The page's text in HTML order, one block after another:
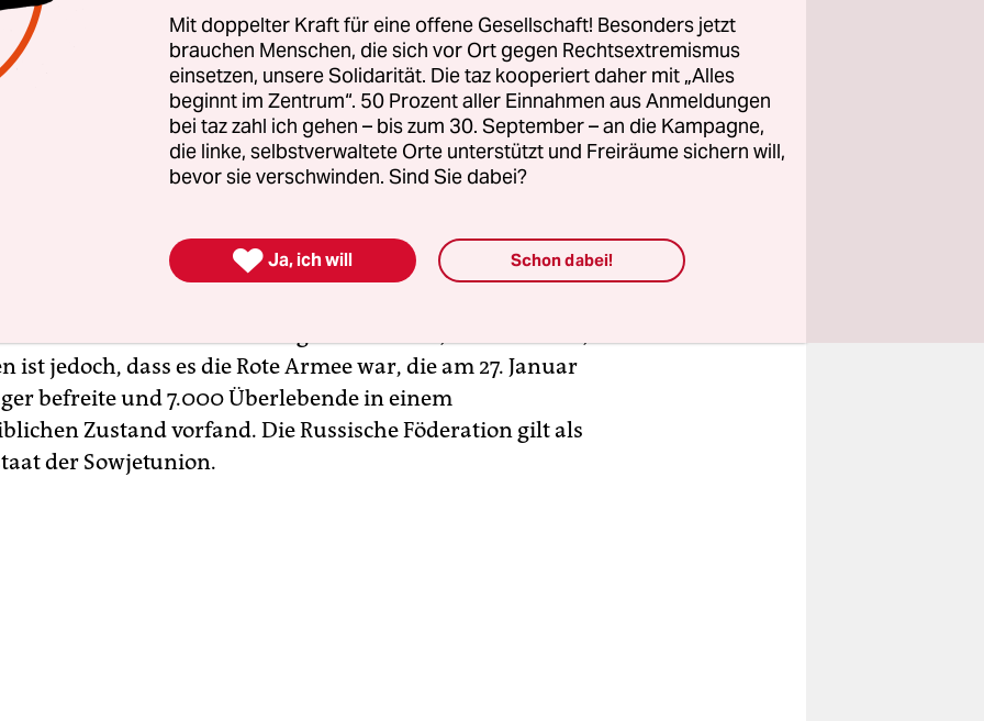
des 80. Jahrestags der Befreiung des
statt, in dem über eine Million Menschen
überwiegend Jüdinnen und Juden, aber auch
Pol:innen, Roma und Sinti, sowjetische Kriegsgefangene
eingeladen. Gegen Wladimir Putin wurde
Strafgerichtshof wegen des Verdachts, für
ist jedoch, dass es die Rote Armee war, die am 27. Januar
befreite und 7.000 Überlebende in einem
Zustand vorfand. Die Russische ­Föderation gilt als
der ­Sowjetunion.
Mit doppelter Kraft für eine offene Gesellschaft! Besonders jetzt
brauchen Menschen, die sich vor Ort gegen Rechtsextremismus
einsetzen, unsere Solidarität. Die taz kooperiert daher mit „Alles
beginnt im Zentrum“. 50 Prozent aller Einnahmen aus Anmeldungen
bei taz zahl ich gehen – bis zum 30. September – an die Kampagne,
die linke, selbstverwaltete Orte unterstützt und Freiräume sichern will,
bevor sie verschwinden. Sind Sie dabei?
 Ja, ich will Schon dabei!